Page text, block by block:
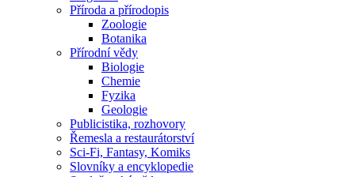
Příroda a přírodopis
Zoologie
Botanika
Přírodní vědy
Biologie
Chemie
Fyzika
Geologie
Publicistika, rozhovory
Řemesla a restaurátorství
Sci-Fi, Fantasy, Komiks
Slovníky a encyklopedie